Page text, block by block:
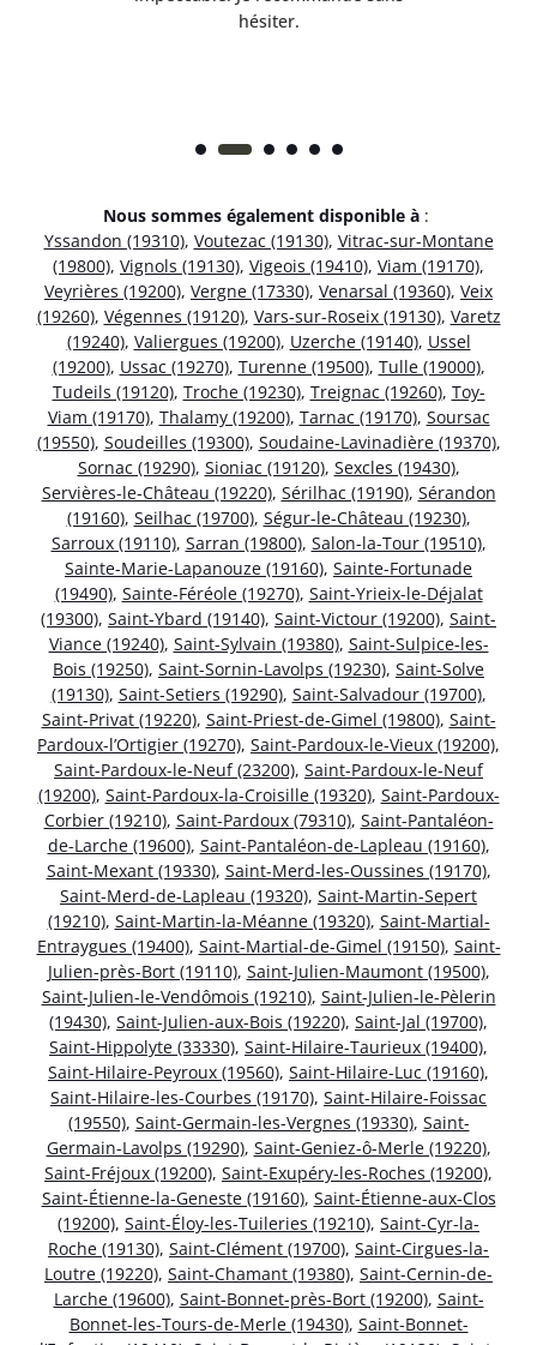
hésiter.
Nous sommes également disponible à :
Yssandon (19310), Voutezac (19130), Vitrac-sur-Montane
(19800), Vignols (19130), Vigeois (19410), Viam (19170),
Veyrières (19200), Vergne (17330), Venarsal (19360), Veix
(19260), Végennes (19120), Vars-sur-Roseix (19130), Varetz
(19240), Valiergues (19200), Uzerche (19140), Ussel
(19200), Ussac (19270), Turenne (19500), Tulle (19000),
Tudeils (19120), Troche (19230), Treignac (19260), Toy-
Viam (19170), Thalamy (19200), Tarnac (19170), Soursac
(19550), Soudeilles (19300), Soudaine-Lavinadière (19370),
Sornac (19290), Sioniac (19120), Sexcles (19430),
Servières-le-Château (19220), Sérilhac (19190), Sérandon
(19160), Seilhac (19700), Ségur-le-Château (19230),
Sarroux (19110), Sarran (19800), Salon-la-Tour (19510),
Sainte-Marie-Lapanouze (19160), Sainte-Fortunade
(19490), Sainte-Féréole (19270), Saint-Yrieix-le-Déjalat
(19300), Saint-Ybard (19140), Saint-Victour (19200), Saint-
Viance (19240), Saint-Sylvain (19380), Saint-Sulpice-les-
Bois (19250), Saint-Sornin-Lavolps (19230), Saint-Solve
(19130), Saint-Setiers (19290), Saint-Salvadour (19700),
Saint-Privat (19220), Saint-Priest-de-Gimel (19800), Saint-
Pardoux-l’Ortigier (19270), Saint-Pardoux-le-Vieux (19200),
Saint-Pardoux-le-Neuf (23200), Saint-Pardoux-le-Neuf
(19200), Saint-Pardoux-la-Croisille (19320), Saint-Pardoux-
Corbier (19210), Saint-Pardoux (79310), Saint-Pantaléon-
de-Larche (19600), Saint-Pantaléon-de-Lapleau (19160),
Saint-Mexant (19330), Saint-Merd-les-Oussines (19170),
Saint-Merd-de-Lapleau (19320), Saint-Martin-Sepert
(19210), Saint-Martin-la-Méanne (19320), Saint-Martial-
Entraygues (19400), Saint-Martial-de-Gimel (19150), Saint-
Julien-près-Bort (19110), Saint-Julien-Maumont (19500),
Saint-Julien-le-Vendômois (19210), Saint-Julien-le-Pèlerin
(19430), Saint-Julien-aux-Bois (19220), Saint-Jal (19700),
Saint-Hippolyte (33330), Saint-Hilaire-Taurieux (19400),
Saint-Hilaire-Peyroux (19560), Saint-Hilaire-Luc (19160),
Saint-Hilaire-les-Courbes (19170), Saint-Hilaire-Foissac
(19550), Saint-Germain-les-Vergnes (19330), Saint-
Germain-Lavolps (19290), Saint-Geniez-ô-Merle (19220),
Saint-Fréjoux (19200), Saint-Exupéry-les-Roches (19200),
Saint-Étienne-la-Geneste (19160), Saint-Étienne-aux-Clos
(19200), Saint-Éloy-les-Tuileries (19210), Saint-Cyr-la-
Roche (19130), Saint-Clément (19700), Saint-Cirgues-la-
Loutre (19220), Saint-Chamant (19380), Saint-Cernin-de-
Larche (19600), Saint-Bonnet-près-Bort (19200), Saint-
Bonnet-les-Tours-de-Merle (19430), Saint-Bonnet-